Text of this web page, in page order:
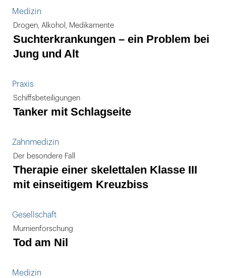
Medizin
Drogen, Alkohol, Medikamente
Suchterkrankungen – ein Problem bei
Jung und Alt
Praxis
Schiffsbeteiligungen
Tanker mit Schlagseite
Zahnmedizin
Der besondere Fall
Therapie einer skelettalen Klasse III
mit einseitigem Kreuzbiss
Gesellschaft
Mumienforschung
Tod am Nil
Medizin